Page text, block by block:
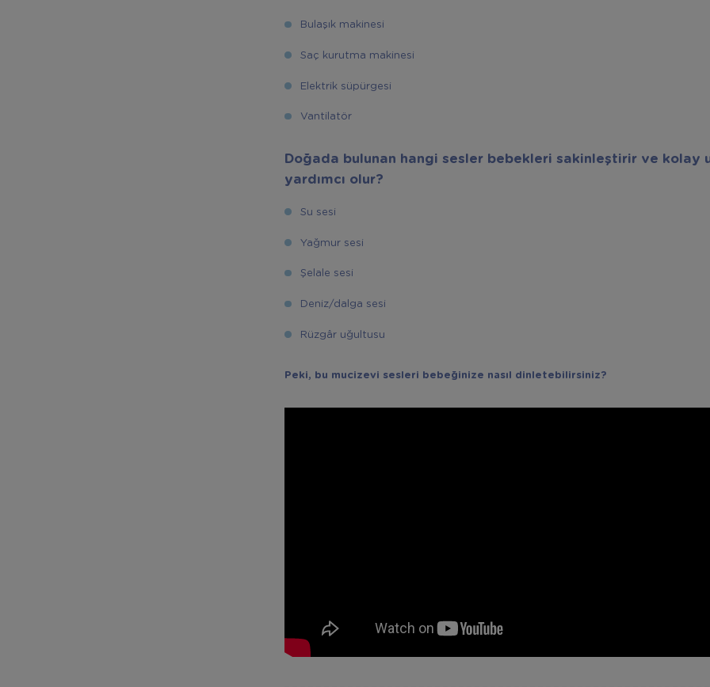
Bulaşık makinesi
Saç kurutma makinesi
Elektrik süpürgesi
Vantilatör
Doğada bulunan hangi sesler bebekleri sakinleştirir ve kolay
yardımcı olur?
Su sesi
Yağmur sesi
Şelale sesi
Deniz/dalga sesi
Rüzgâr uğultusu
Peki, bu mucizevi sesleri bebeğinize nasıl dinletebilirsiniz?